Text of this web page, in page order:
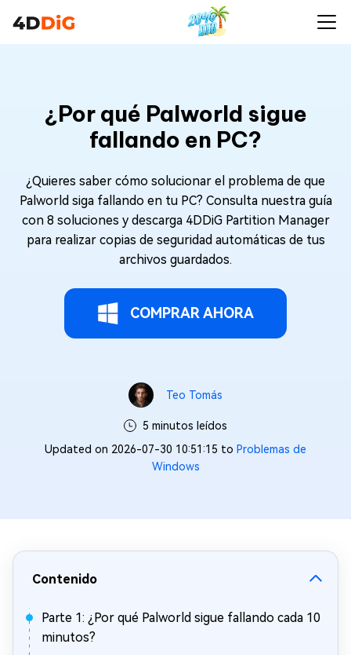
¿Por qué Palworld sigue
fallando en PC?
¿Quieres saber cómo solucionar el problema de que
Palworld siga fallando en tu PC? Consulta nuestra guía
con 8 soluciones y descarga 4DDiG Partition Manager
para realizar copias de seguridad automáticas de tus
archivos guardados.
COMPRAR AHORA
Teo Tomás
5 minutos leídos
Updated on 2026-07-30 10:51:15 to Problemas de
Windows
Contenido
Parte 1: ¿Por qué Palworld sigue fallando cada 10
minutos?